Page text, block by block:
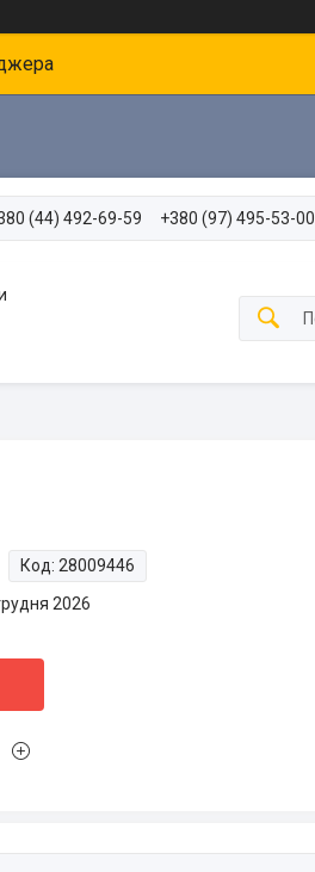
(44) 492-69-59 +380 (97) 495-53-00
Код: 28009446
2026